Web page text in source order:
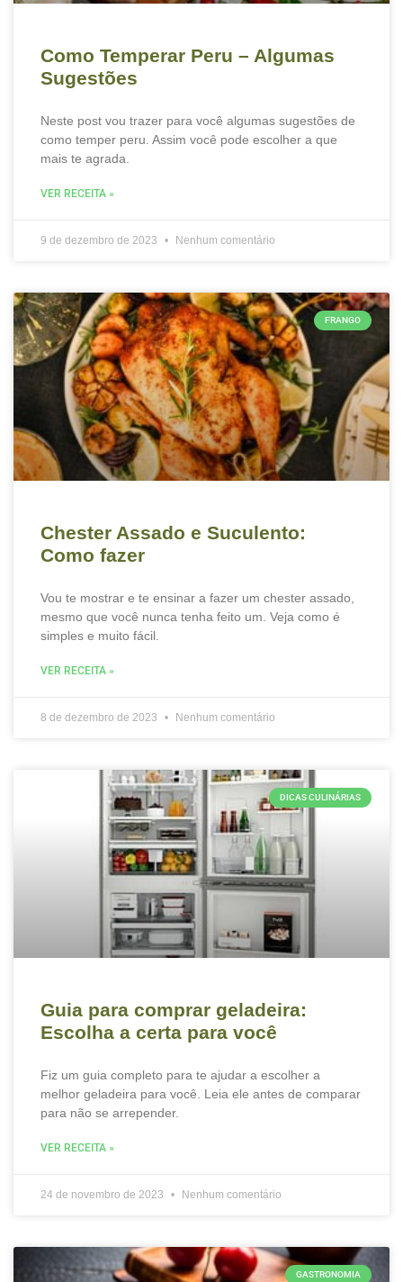
Como Temperar Peru – Algumas
Sugestões
Neste post vou trazer para você algumas sugestões de
como temper peru. Assim você pode escolher a que
mais te agrada.
VER RECEITA »
9 de dezembro de 2023 Nenhum comentário
FRANGO
Chester Assado e Suculento:
Como fazer
Vou te mostrar e te ensinar a fazer um chester assado,
mesmo que você nunca tenha feito um. Veja como é
simples e muito fácil.
VER RECEITA »
8 de dezembro de 2023 Nenhum comentário
DICAS CULINÁRIAS
Guia para comprar geladeira:
Escolha a certa para você
Fiz um guia completo para te ajudar a escolher a
melhor geladeira para você. Leia ele antes de comparar
para não se arrepender.
VER RECEITA »
24 de novembro de 2023 Nenhum comentário
GASTRONOMIA